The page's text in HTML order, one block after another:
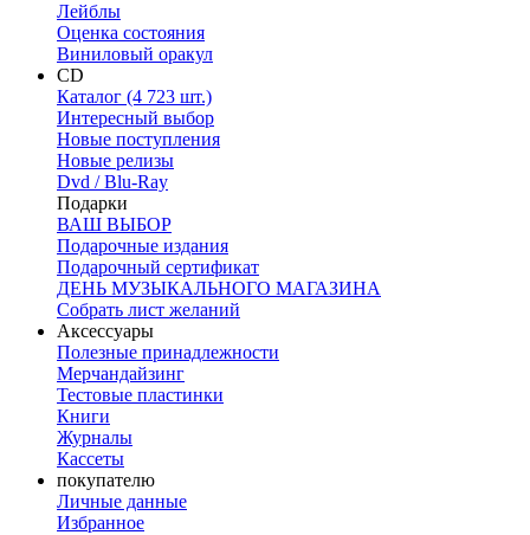
Лейблы
Оценка состояния
Виниловый оракул
CD
Каталог (4 723 шт.)
Интересный выбор
Новые поступления
Новые релизы
Dvd / Blu-Ray
Подарки
ВАШ ВЫБОР
Подарочные издания
Подарочный сертификат
ДЕНЬ МУЗЫКАЛЬНОГО МАГАЗИНА
Собрать лист желаний
Аксессуары
Полезные принадлежности
Мерчандайзинг
Тестовые пластинки
Книги
Журналы
Кассеты
покупателю
Личные данные
Избранное